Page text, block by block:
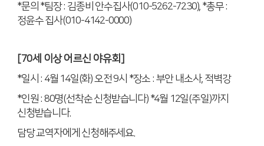
*문의 *팀장: 김종비 안수집사(010-5262-7230), *총무:
정윤수 집사(010-4142-0000)
[70세 이상 어르신 야유회 ]
*일시 : 4월 14일(화)오전9시 *장소 : 부안 내소사, 적벽강
*인원 : 80명(선착순 신청받습니다) *4월 12일(주일)까지
신청받습니다.
담당 교역자에게 신청해주세요.